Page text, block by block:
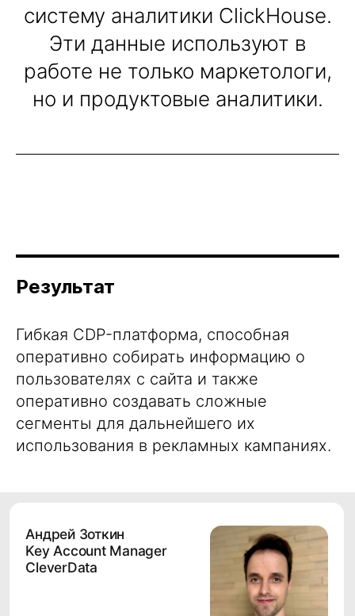
систему аналитики ClickHouse.
Эти данные используют в
работе не только маркетологи,
но и продуктовые аналитики.
Результат
Гибкая CDP-платформа, способная
оперативно собирать информацию о
пользователях с сайта и также
оперативно создавать сложные
сегменты для дальнейшего их
использования в рекламных кампаниях.
правильный подход к данным
и их анализу может
значительно повысить
эффективность рекламных
кампаний.
Задать вопрос
Запрос стоимости